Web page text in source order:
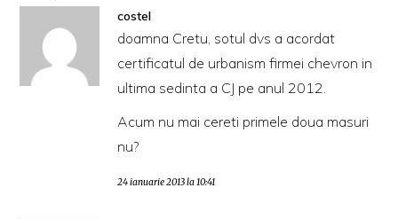
costel
doamna Cretu, sotul dvs a acordat
certificatul de urbanism firmei chevron in
ultima sedinta a CJ pe anul 2012.
Acum nu mai cereti primele doua masuri
nu?
24 ianuarie 2013 la 10:41